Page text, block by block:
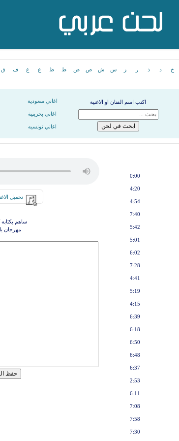
خ د ذ ر ز س ش ص ض ط ظ ع غ ف ق
اكتب اسم الفنان او الاغنية اغاني سعودية
اغاني بحرينية
اغاني تونسيه
0:00
4:20
4:54
7:40
5:42
5:01
6:02
7:28
4:41
5:19
4:15
6:39
6:18
6:50
6:48
6:37
2:53
6:11
7:08
7:58
7:30
تحميل
ساهم بكتابه
مهرجان يا